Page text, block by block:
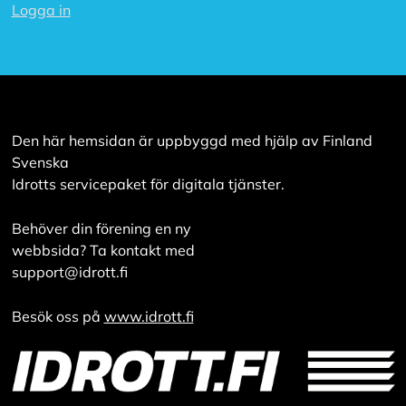
v
a
a
c
c
e
p
t
r
a
l
l
a
Logga in
Den här hemsidan är uppbyggd med hjälp av Finland
Svenska
Idrotts servicepaket för digitala tjänster.
Behöver din förening en ny
webbsida? Ta kontakt med
support@idrott.fi
Besök oss på www.idrott.fi